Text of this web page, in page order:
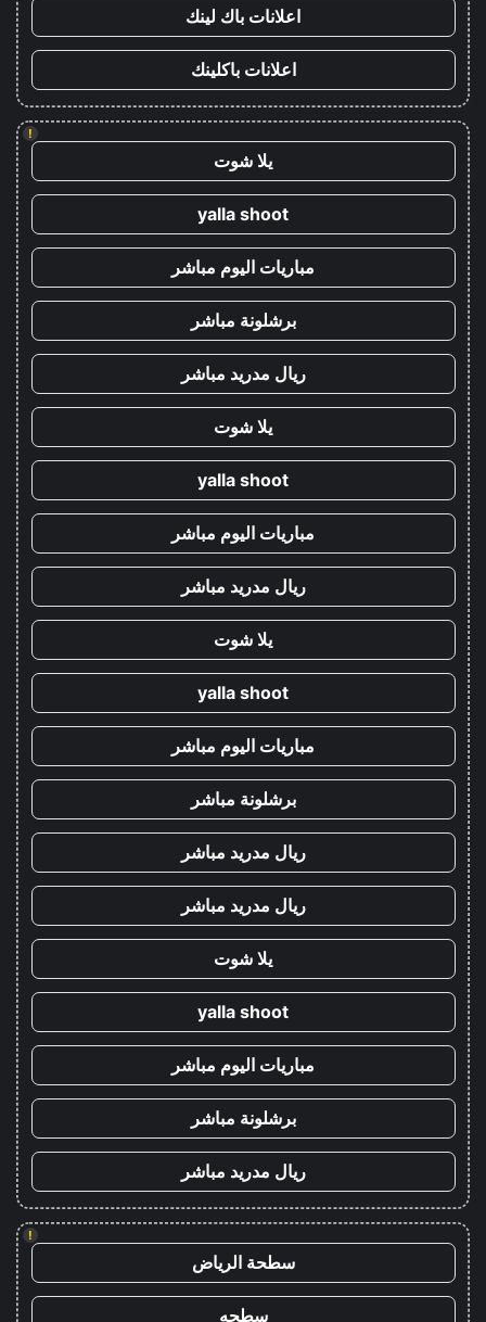
اعلانات باك لينك
اعلانات باكلينك
!
يلا شوت
yalla shoot
مباريات اليوم مباشر
برشلونة مباشر
ريال مدريد مباشر
يلا شوت
yalla shoot
مباريات اليوم مباشر
ريال مدريد مباشر
يلا شوت
yalla shoot
مباريات اليوم مباشر
برشلونة مباشر
ريال مدريد مباشر
ريال مدريد مباشر
يلا شوت
yalla shoot
مباريات اليوم مباشر
برشلونة مباشر
ريال مدريد مباشر
!
سطحة الرياض
سطحه